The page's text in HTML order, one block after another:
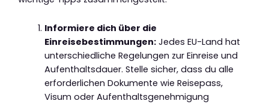
Informiere dich über die
Einreisebestimmungen:Jedes EU-Land hat
unterschiedliche Regelungen zur Einreise und
Aufenthaltsdauer. Stelle sicher, dass du alle
erforderlichen Dokumente wie Reisepass,
Visum oder Aufenthaltsgenehmigung